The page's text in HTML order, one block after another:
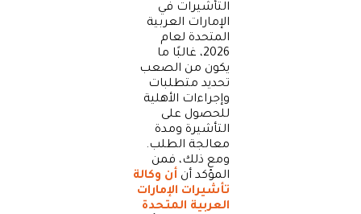
التأشيرات في
الإمارات العربية
المتحدة لعام
2026، غالبًا ما
يكون من الصعب
تحديد متطلبات
وإجراءات الأهلية
للحصول على
التأشيرة ومدة
معالجة الطلب.
ومع ذلك، فمن
المؤكد أن أن وكالة
تأشيرات الإمارات
العربية المتحدة